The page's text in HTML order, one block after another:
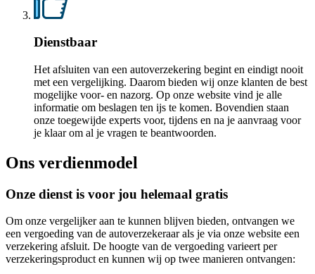
Dienstbaar
Het afsluiten van een autoverzekering begint en eindigt nooit
met een vergelijking. Daarom bieden wij onze klanten de best
mogelijke voor- en nazorg. Op onze website vind je alle
informatie om beslagen ten ijs te komen. Bovendien staan
onze toegewijde experts voor, tijdens en na je aanvraag voor
je klaar om al je vragen te beantwoorden.
Ons verdienmodel
Onze dienst is voor jou helemaal gratis
Om onze vergelijker aan te kunnen blijven bieden, ontvangen we
een vergoeding van de autoverzekeraar als je via onze website een
verzekering afsluit. De hoogte van de vergoeding varieert per
verzekeringsproduct en kunnen wij op twee manieren ontvangen: